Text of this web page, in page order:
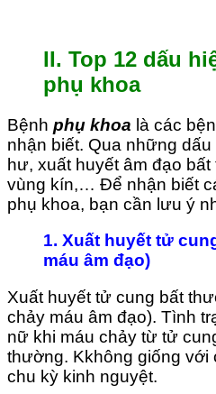
II. Top 12 dấu
phụ khoa
Bệnh phụ khoa là các
nhận biết. Qua những
hư, xuất huyết âm đạo
vùng kín,… Để nhận biết
phụ khoa, bạn cần lưu ý
1. Xuất huyết tử
máu âm đạo)
Xuất huyết tử cung bất
chảy máu âm đạo). Tình
nữ khi máu chảy từ tử
thường. Kkhông giống với
chu kỳ kinh nguyệt.